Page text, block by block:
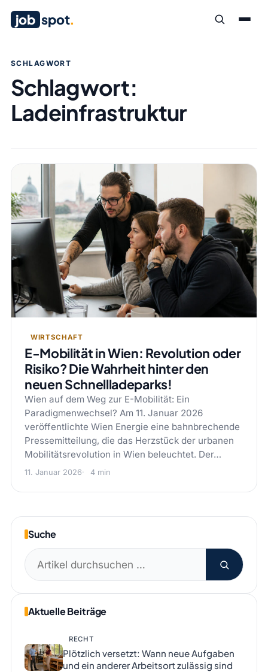
job spot.
SCHLAGWORT
Schlagwort:
Ladeinfrastruktur
WIRTSCHAFT
E-Mobilität in Wien: Revolution oder
Risiko? Die Wahrheit hinter den
neuen Schnellladeparks!
Wien auf dem Weg zur E-Mobilität: Ein
Paradigmenwechsel? Am 11. Januar 2026
veröffentlichte Wien Energie eine bahnbrechende
Pressemitteilung, die das Herzstück der urbanen
Mobilitätsrevolution in Wien beleuchtet. Der…
11. Januar 2026 4 min
Suche
Suchen
nach:
Aktuelle Beiträge
RECHT
Plötzlich versetzt: Wann neue Aufgaben
und ein anderer Arbeitsort zulässig sind